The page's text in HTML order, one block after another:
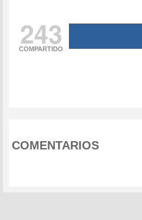
243
COMPARTIDO
COMENTARIOS